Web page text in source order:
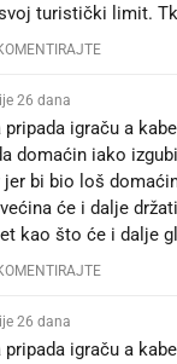
turistički limit.
26 dana
igraču a
domaćin iako
bi bio loš
će i dalje
kao što će i dalje
26 dana
igraču a